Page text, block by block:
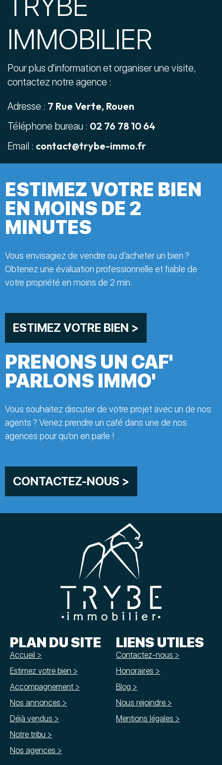
IMMOBILIER
Pour plus d'information et organiser une visite,
contactez notre agence :
Adresse : 7 Rue Verte, Rouen
Téléphone bureau : 02 76 78 10 64
Email : contact@trybe-immo.fr
PRENONS UN CAF'
PARLONS IMMO'
Vous souhaitez discuter de votre projet avec un de nos
agents ? Venez prendre un café dans une de nos
agences pour qu’on en parle !
CONTACTEZ-NOUS >
ESTIMEZ VOTRE BIEN
EN MOINS DE 2
MINUTES
Vous envisagiez de vendre ou d’acheter un bien ?
Obtenez une évaluation professionnelle et fiable de
votre propriété en moins de 2 min.
ESTIMEZ VOTRE BIEN >
PLAN DU SITE
Accueil >
Estimez votre bien >
Accompagnement >
Nos annonces >
Déjà vendus >
Notre tribu >
Nos agences >
LIENS UTILES
Contactez-nous >
Honoraires >
Blog >
Nous rejoindre >
Mentions légales >